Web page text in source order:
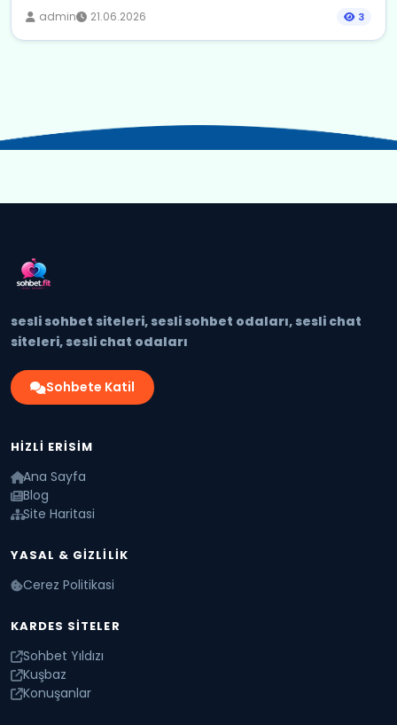
admin 21.06.2026 3
sesli sohbet siteleri, sesli sohbet odaları, sesli chat
siteleri, sesli chat odaları
Sohbete Katil
HIZLI ERISIM
Ana Sayfa
Blog
Site Haritasi
YASAL & GIZLILIK
Cerez Politikasi
KARDES SITELER
Sohbet Yıldızı
Kuşbaz
Konuşanlar